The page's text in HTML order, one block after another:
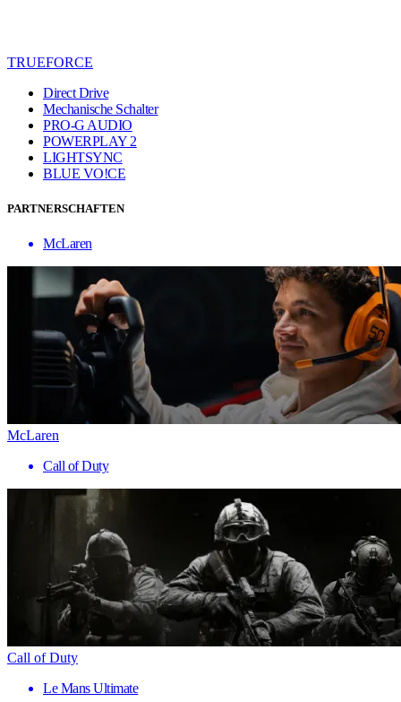
TRUEFORCE
Direct Drive
Mechanische Schalter
PRO-G AUDIO
POWERPLAY 2
LIGHTSYNC
BLUE VO!CE
PARTNERSCHAFTEN
McLaren
McLaren
Call of Duty
Call of Duty
Le Mans Ultimate